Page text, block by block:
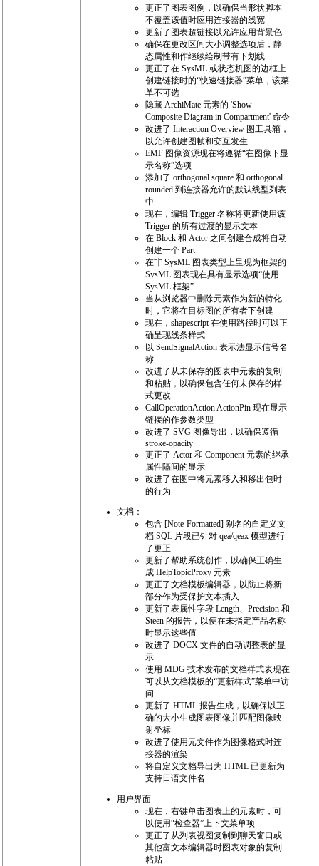
更正了图表图例，以确保当形状脚本
不覆盖该值时应用连接器的线宽
更新了图表超链接以允许应用背景色
确保在更改区间大小调整选项后，静
态属性和作继续绘制带有下划线
更正了在 SysML 或状态机图的边框上
创建链接时的“快速链接器”菜单，该菜
单不可选
隐藏 ArchiMate 元素的 'Show
Composite Diagram in Compartment' 命令
改进了 Interaction Overview 图工具箱，
以允许创建图帧和交互发生
EMF 图像资源现在将遵循“在图像下显
示名称”选项
添加了 orthogonal square 和 orthogonal
rounded 到连接器允许的默认线型列表
中
现在，编辑 Trigger 名称将更新使用该
Trigger 的所有过渡的显示文本
在 Block 和 Actor 之间创建合成将自动
创建一个 Part
在非 SysML 图表类型上呈现为框架的
SysML 图表现在具有显示选项“使用
SysML 框架”
当从浏览器中删除元素作为新的特化
时，它将在目标图的所有者下创建
现在，shapescript 在使用路径时可以正
确呈现线条样式
以 SendSignalAction 表示法显示信号名
称
改进了从未保存的图表中元素的复制
和粘贴，以确保包含任何未保存的样
式更改
CallOperationAction ActionPin 现在显示
链接的作参数类型
改进了 SVG 图像导出，以确保遵循
stroke-opacity
更正了 Actor 和 Component 元素的继承
属性隔间的显示
改进了在图中将元素移入和移出包时
的行为
文档：
包含 [Note-Formatted] 别名的自定义文
档 SQL 片段已针对 qea/qeax 模型进行
了更正
更新了帮助系统创作，以确保正确生
成 HelpTopicProxy 元素
更正了文档模板编辑器，以防止将新
部分作为受保护文本插入
更新了表属性字段 Length、Precision 和
Steen 的报告，以便在未指定产品名称
时显示这些值
改进了 DOCX 文件的自动调整表的显
示
使用 MDG 技术发布的文档样式表现在
可以从文档模板的“更新样式”菜单中访
问
更新了 HTML 报告生成，以确保以正
确的大小生成图表图像并匹配图像映
射坐标
改进了使用元文件作为图像格式时连
接器的渲染
将自定义文档导出为 HTML 已更新为
支持日语文件名
用户界面
现在，右键单击图表上的元素时，可
以使用“检查器”上下文菜单项
更正了从列表视图复制到聊天窗口或
其他富文本编辑器时图表对象的复制
粘贴